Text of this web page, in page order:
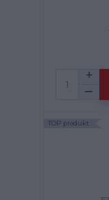
TOP produkt